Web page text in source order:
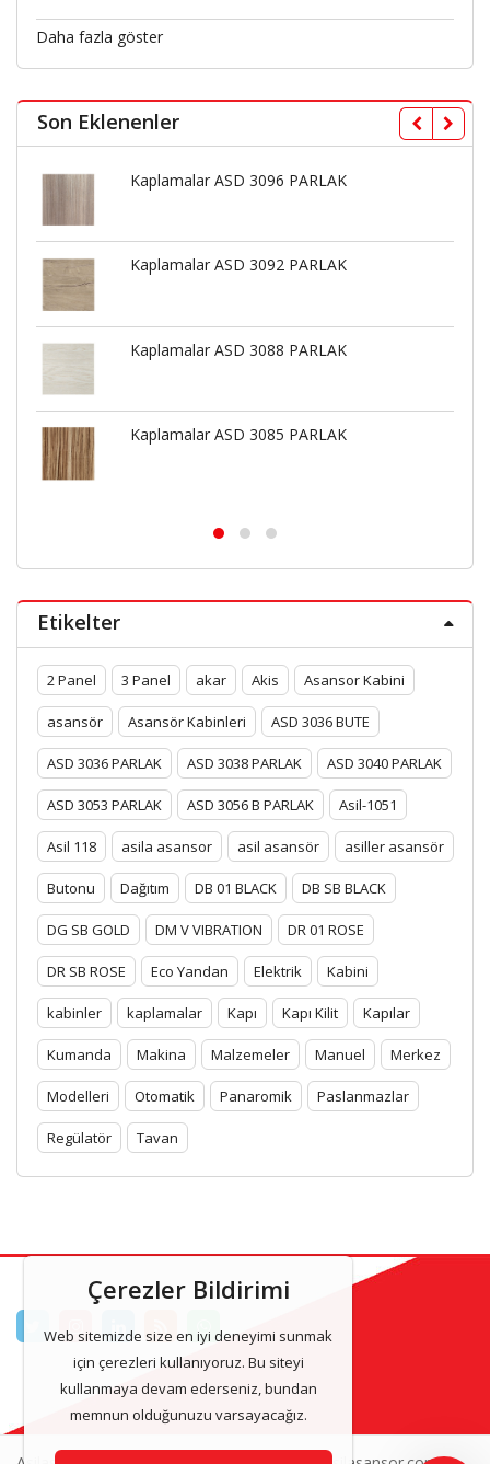
Daha fazla göster
Son Eklenenler
Kaplamalar ASD 3096 PARLAK
Kaplamalar ASD 3092 PARLAK
Kaplamalar ASD 3088 PARLAK
Kaplamalar ASD 3085 PARLAK
Etikelter
2 Panel 3 Panel akar Akis Asansor Kabini
asansör Asansör Kabinleri ASD 3036 BUTE
ASD 3036 PARLAK ASD 3038 PARLAK ASD 3040 PARLAK
ASD 3053 PARLAK ASD 3056 B PARLAK Asil-1051
Asil 118 asila asansor asil asansör asiller asansör
Butonu Dağıtım DB 01 BLACK DB SB BLACK
DG SB GOLD DM V VIBRATION DR 01 ROSE
DR SB ROSE Eco Yandan Elektrik Kabini
kabinler kaplamalar Kapı Kapı Kilit Kapılar
Kumanda Makina Malzemeler Manuel Merkez
Modelleri Otomatik Panaromik Paslanmazlar
Regülatör Tavan
Çerezler Bildirimi
Web sitemizde size en iyi deneyimi sunmak
için çerezleri kullanıyoruz. Bu siteyi
kullanmaya devam ederseniz, bundan
memnun olduğunuzu varsayacağız.